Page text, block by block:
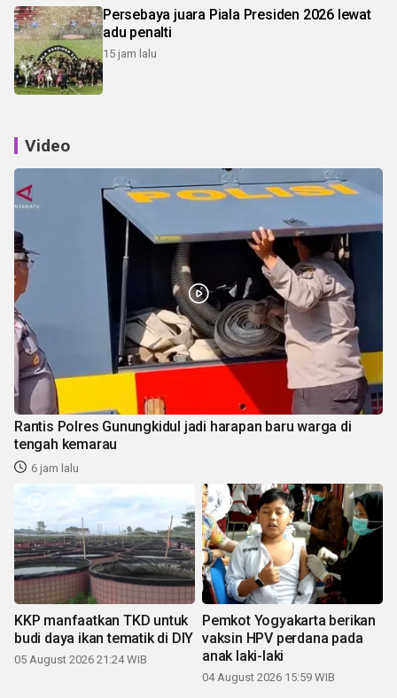
Persebaya juara Piala Presiden 2026 lewat
adu penalti
15 jam lalu
Video
Rantis Polres Gunungkidul jadi harapan baru warga di
tengah kemarau
6 jam lalu
KKP manfaatkan TKD untuk
budi daya ikan tematik di DIY
05 August 2026 21:24 WIB
Pemkot Yogyakarta berikan
vaksin HPV perdana pada
anak laki-laki
04 August 2026 15:59 WIB